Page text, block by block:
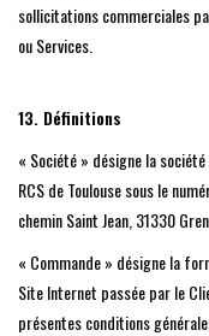
sollicitations commerciales
ou Services.
13. Définitions
« Société » désigne la société
RCS de Toulouse sous le
chemin Saint Jean, 31330
« Commande » désigne la
Site Internet passée par le
présentes conditions